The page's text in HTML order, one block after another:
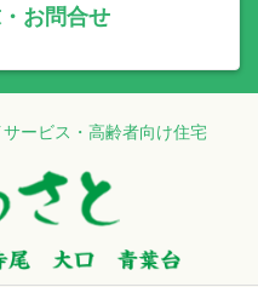
お問合せ
ービス・高齢者向け住宅